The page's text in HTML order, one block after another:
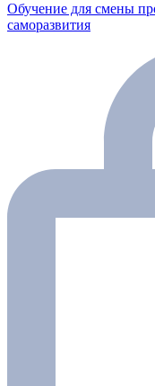
Обучение для смены
саморазвития